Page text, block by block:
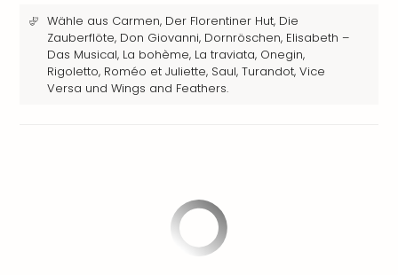
Wähle aus Carmen, Der Florentiner Hut, Die
Zauberflöte, Don Giovanni, Dornröschen, Elisabeth –
Das Musical, La bohème, La traviata, Onegin,
Rigoletto, Roméo et Juliette, Saul, Turandot, Vice
Versa und Wings and Feathers.